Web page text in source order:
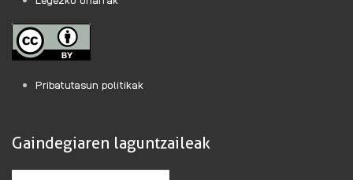
Pribatutasun politikak
Gaindegiaren laguntzaileak